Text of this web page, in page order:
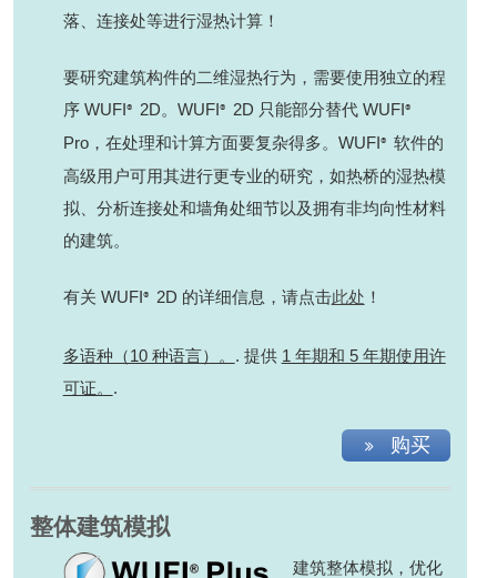
落、连接处等进行湿热计算！
要研究建筑构件的二维湿热行为，需要使用独立的程
序 WUFI ® 2D。WUFI ® 2D 只能部分替代 WUFI ®
Pro，在处理和计算方面要复杂得多。WUFI ® 软件的
高级用户可用其进行更专业的研究，如热桥的湿热模
拟、分析连接处和墙角处细节以及拥有非均向性材料
的建筑。
有关 WUFI ® 2D 的详细信息，请点击此处 ！
多语种（10 种语言）。 . 提供 1 年期和 5 年期使用许
可证。 .
购买
整体建筑模拟
建筑整体模拟，优化